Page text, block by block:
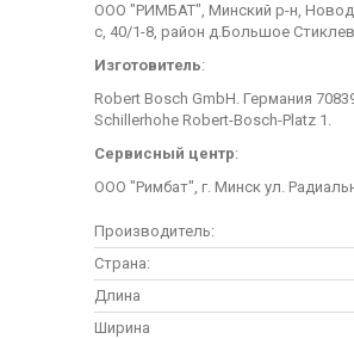
ООО "РИМБАТ", Минский р-н,
с, 40/1-8, район д.Большое
Изготовитель:
Robert Bosch GmbH. Германия
Schillerhohe Robert-Bosch-Platz 1.
Сервисный центр:
ООО "Римбат", г. Минск ул.
Производитель:
Страна:
Длина
Ширина